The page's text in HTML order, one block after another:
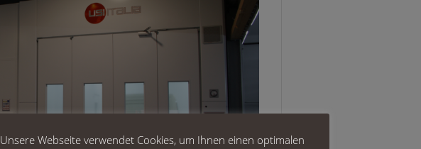
Unsere Webseite verwendet Cookies, um Ihnen einen optimalen